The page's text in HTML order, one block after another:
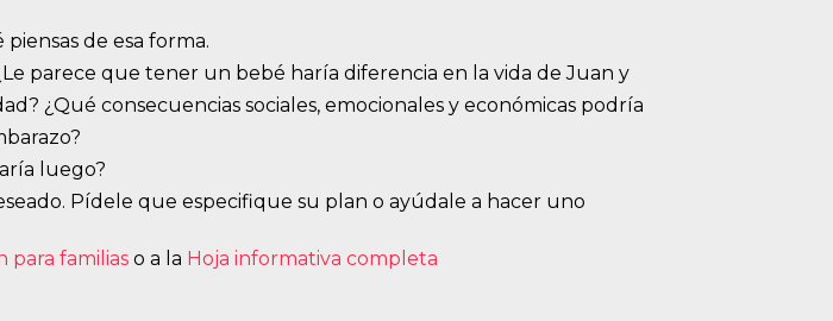
de esa forma.
parece que tener un bebé haría diferencia en la vida de Juan y
¿Qué consecuencias sociales, emocionales y económicas podría
luego?
Pídele que especifique su plan o ayúdale a hacer uno
para familias o a la Hoja informativa completa